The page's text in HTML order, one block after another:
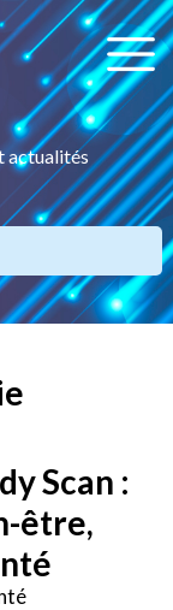
actualités
Scan :
être,